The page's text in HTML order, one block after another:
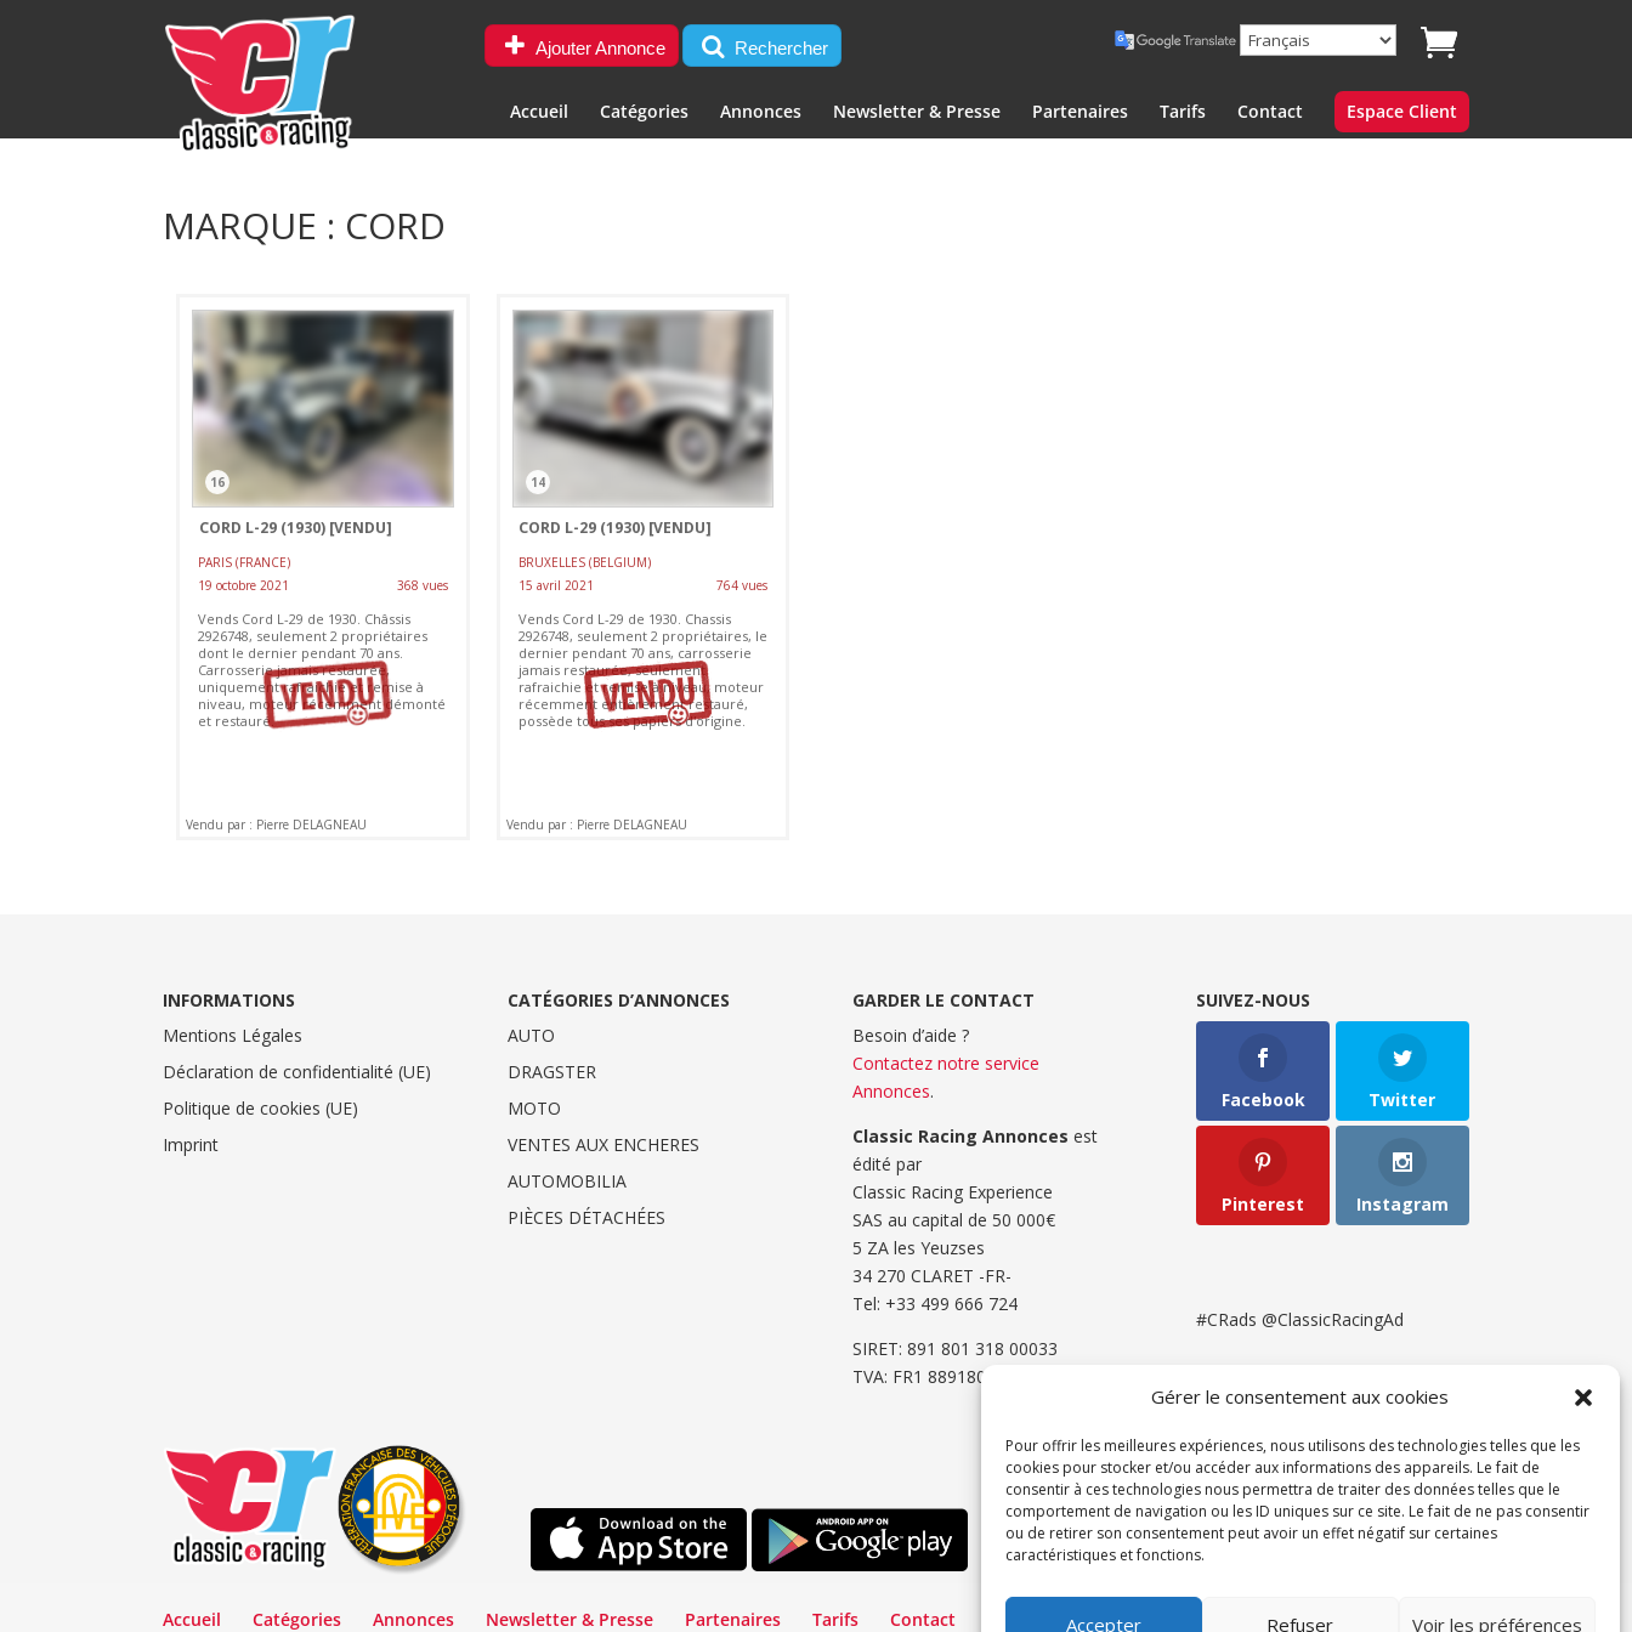
Gérer le consentement aux cookies
Pour offrir les meilleures expériences, nous utilisons des technologies telles que les
cookies pour stocker et/ou accéder aux informations des appareils. Le fait de
consentir à ces technologies nous permettra de traiter des données telles que le
comportement de navigation ou les ID uniques sur ce site. Le fait de ne pas consentir
ou de retirer son consentement peut avoir un effet négatif sur certaines
caractéristiques et fonctions.
Accepter Refuser Voir les préférences
Ajouter Annonce Rechercher
Accueil Catégories Annonces Newsletter & Presse Partenaires Tarifs Contact Espace Client
MARQUE : CORD
16
CORD L-29 (1930) [VENDU]
PARIS (FRANCE)
19 octobre 2021
368 vues
Vends Cord L-29 de 1930. Châssis
2926748, seulement 2 propriétaires
dont le dernier pendant 70 ans.
Carrosserie jamais restaurée,
uniquement rafraichie et remise à
niveau, moteur récemment démonté
et restauré.
Vendu par : Pierre DELAGNEAU
14
CORD L-29 (1930) [VENDU]
BRUXELLES (BELGIUM)
15 avril 2021
764 vues
Vends Cord L-29 de 1930. Chassis
2926748, seulement 2 propriétaires, le
dernier pendant 70 ans, carrosserie
jamais restaurée, seulement
rafraichie et remise à niveau, moteur
récemment entièrement restauré,
possède tous ses papiers d'origine.
Vendu par : Pierre DELAGNEAU
INFORMATIONS
Mentions Légales
Déclaration de confidentialité (UE)
Politique de cookies (UE)
Imprint
CATÉGORIES D’ANNONCES
AUTO
DRAGSTER
MOTO
VENTES AUX ENCHERES
AUTOMOBILIA
PIÈCES DÉTACHÉES
GARDER LE CONTACT
Besoin d’aide ?
Contactez notre service
Annonces.
Classic Racing Annonces est
édité par
Classic Racing Experience
SAS au capital de 50 000€
5 ZA les Yeuzses
34 270 CLARET -FR-
Tel: ‭+33 499 666 724‬
SIRET: 891 801 318 00033
TVA: FR1 8891801318
SUIVEZ-NOUS
Facebook Twitter
Pinterest Instagram
#CRads @ClassicRacingAd
Accueil Catégories Annonces Newsletter & Presse Partenaires Tarifs Contact Espace Client